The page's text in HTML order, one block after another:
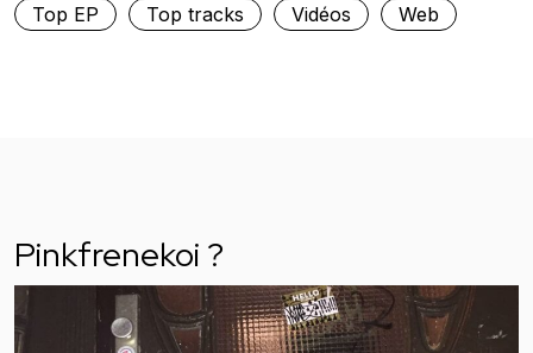
Top EP
Top tracks Vidéos Web
Pinkfrenekoi ?